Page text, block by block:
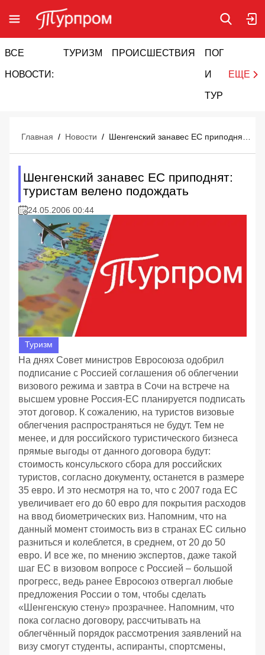
ВСЕ
НОВОСТИ:
ТУРИЗМ ПРОИСШЕСТВИЯ ПОГОДА
И
ТУРИЗМ
ЕЩЕ
Главная / Новости /
Шенгенский занавес ЕС приподнят:
туристам велено подождать
24.05.2006 00:44
Туризм
На днях Совет министров Евросоюза одобрил
подписание с Россией соглашения об облегчении
визового режима и завтра в Сочи на встрече на
высшем уровне Россия-ЕС планируется подписать
этот договор. К сожалению, на туристов визовые
облегчения распространяться не будут. Тем не
менее, и для российского туристического бизнеса
прямые выгоды от данного договора будут:
стоимость консульского сбора для российских
туристов, согласно документу, останется в размере
35 евро. И это несмотря на то, что с 2007 года ЕС
увеличивает его до 60 евро для покрытия расходов
на ввод биометрических виз. Напомним, что на
данный момент стоимость виз в странах ЕС сильно
разниться и колеблется, в среднем, от 20 до 50
евро. И все же, по мнению экспертов, даже такой
шаг ЕС в визовом вопросе с Россией – большой
прогресс, ведь ранее Евросоюз отвергал любые
предложения России о том, чтобы сделать
«Шенгенскую стену» прозрачнее. Напомним, что
пока согласно договору, рассчитывать на
облегчённый порядок рассмотрения заявлений на
визу смогут студенты, аспиранты, спортсмены,